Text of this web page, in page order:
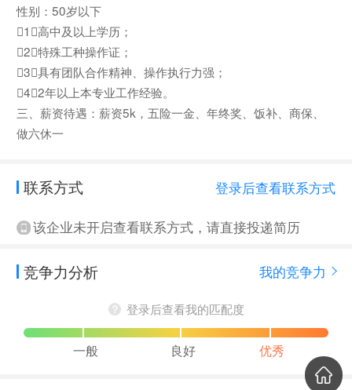
性别：50岁以下
1）高中及以上学历；
2）特殊工种操作证；
3）具有团队合作精神、操作执行力强；
4）2年以上本专业工作经验。
三、薪资待遇：薪资5k，五险一金、年终奖、饭补、商保、
做六休一
联系方式 登录后查看联系方式
该企业未开启查看联系方式，请直接投递简历
竞争力分析 我的竞争力
登录后查看我的匹配度
一般 良好 优秀